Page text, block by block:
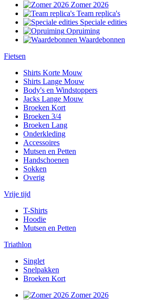
Zomer 2026
Team replica's
Speciale edities
Opruiming
Waardebonnen
Fietsen
Shirts Korte Mouw
Shirts Lange Mouw
Body's en Windstoppers
Jacks Lange Mouw
Broeken Kort
Broeken 3/4
Broeken Lang
Onderkleding
Accessoires
Mutsen en Petten
Handschoenen
Sokken
Overig
Vrije tijd
T-Shirts
Hoodie
Mutsen en Petten
Triathlon
Singlet
Snelpakken
Broeken Kort
Zomer 2026